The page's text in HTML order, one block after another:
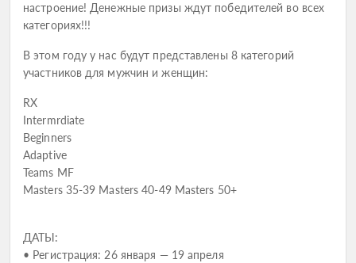
настроение! Денежные призы ждут победителей во всех
категориях!!!
В этом году у нас будут представлены 8 категорий
участников для мужчин и женщин:
RX
Intermrdiate
Beginners
Adaptive
Teams MF
Masters 35-39 Masters 40-49 Masters 50+
ДАТЫ:
• Регистрация: 26 января — 19 апреля